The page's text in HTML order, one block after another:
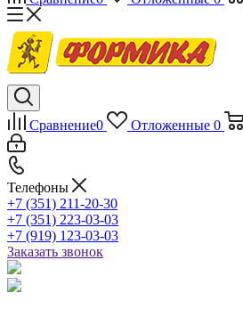
Сравнение0 Отложенные 0
Телефоны
+7 (351) 211-20-30
+7 (351) 223-03-03
+7 (919) 123-03-03
Заказать звонок